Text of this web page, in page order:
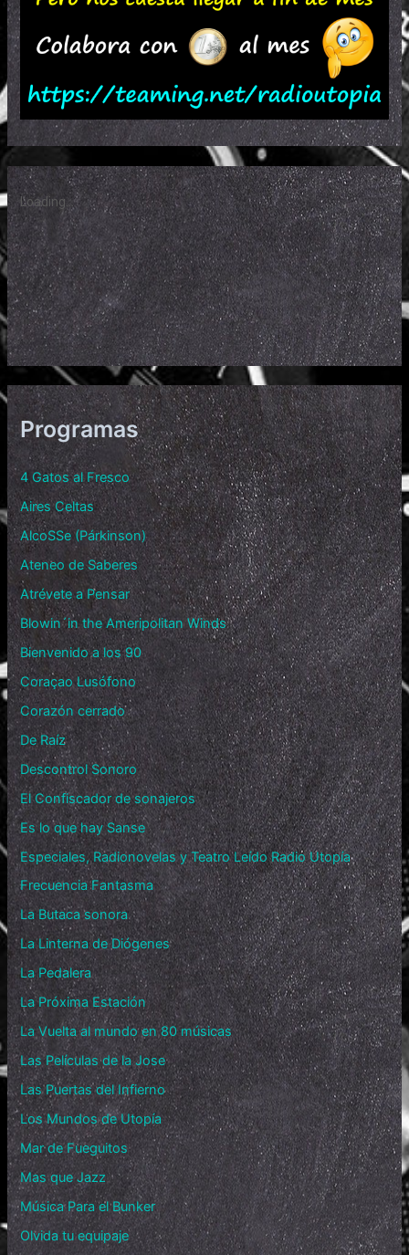
Programas
4 Gatos al Fresco
Aires Celtas
AlcoSSe (Párkinson)
Ateneo de Saberes
Atrévete a Pensar
Blowin´in the Ameripolitan Winds
Bienvenido a los 90
Coraçao Lusófono
Corazón cerrado
De Raíz
Descontrol Sonoro
El Confiscador de sonajeros
Es lo que hay Sanse
Especiales, Radionovelas y Teatro Leído Radio Utopía
Frecuencia Fantasma
La Butaca sonora
La Linterna de Diógenes
La Pedalera
La Próxima Estación
La Vuelta al mundo en 80 músicas
Las Películas de la Jose
Las Puertas del Infierno
Los Mundos de Utopía
Mar de Fueguitos
Mas que Jazz
Música Para el Bunker
Olvida tu equipaje